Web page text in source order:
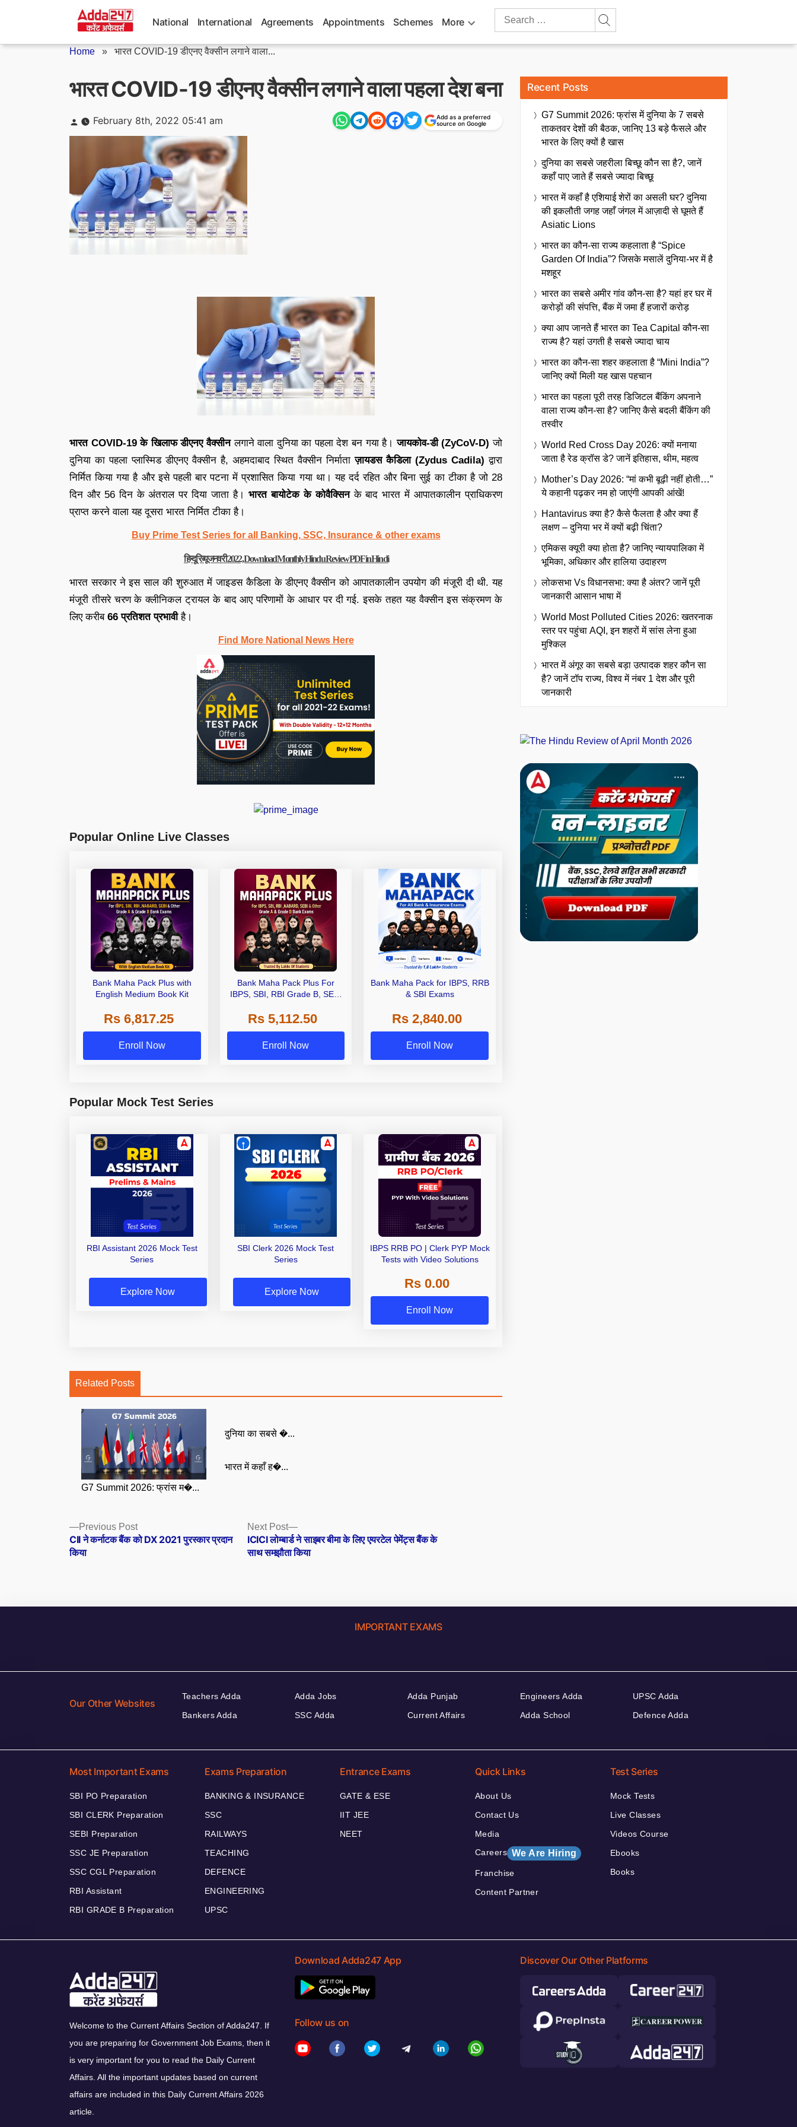
National International Agreements Appointments Schemes More
Search
Home » भारत COVID-19 डीएनए वैक्सीन लगाने वाला...
भारत COVID-19 डीएनए वैक्सीन लगाने वाला पहला देश बना
Posted
by
February 8th, 2022 05:41 am
Add as a preferred
source on Google
भारत COVID-19 के खिलाफ डीएनए वैक्सीनलगाने वाला दुनिया का पहला देश बन गया है।जायकोव-डी (ZyCoV-D)जो
दुनिया का पहला प्लास्मिड डीएनए वैक्सीन है, अहमदाबाद स्थित वैक्सीन निर्माताज़ायडस कैडिला (Zydus Cadila) द्वारा
निर्मित किया गया है और इसे पहली बार पटना में प्रशासित किया गया था। यह दर्द रहित और बिना सुई का टीका है जो 28
दिन और 56 दिन के अंतराल पर दिया जाता है। भारत बायोटेक के कोवैक्सिनके बाद भारत में आपातकालीन प्राधिकरण
प्राप्त करने वाला यह दूसरा भारत निर्मित टीका है।
Buy Prime Test Series for all Banking, SSC, Insurance & other exams
हिन्दू रिव्यू जनवरी 2022, Download Monthly Hindu Review PDF in Hindi
भारत सरकार ने इस साल की शुरुआत में जाइडस कैडिला के डीएनए वैक्सीन को आपातकालीन उपयोग की मंजूरी दी थी. यह
मंजूरी तीसरे चरण के क्लीनिकल ट्रायल के बाद आए परिणामों के आधार पर दी गई. इसके तहत यह वैक्सीन इस संक्रमण के
लिए करीब66 प्रतिशत प्रभावीहै।
Find More National News Here
Popular Online Live Classes
Bank Maha Pack Plus with
English Medium Book Kit
Rs 6,817.25
Enroll Now
Bank Maha Pack Plus For
IBPS, SBI, RBI Grade B, SEBI
Other Grade A & Grade B Bank
Exams
Rs 5,112.50
Enroll Now
Bank Maha Pack for IBPS, RRB
& SBI Exams
Rs 2,840.00
Enroll Now
Popular Mock Test Series
RBI Assistant 2026 Mock Test
Series
Explore Now
SBI Clerk 2026 Mock Test
Series
Explore Now
IBPS RRB PO | Clerk PYP Mock
Tests with Video Solutions
Rs 0.00
Enroll Now
Related Posts
G7 Summit 2026: फ्रांस म�...
दुनिया का सबसे �...
भारत में कहाँ ह�...
Posts
navigation
Previous PostPrevious
post:
CII ने कर्नाटक बैंक को DX 2021 पुरस्कार प्रदान
किया
Next Post
Next
post:
ICICI लोम्बार्ड ने साइबर बीमा के लिए एयरटेल पेमेंट्स बैंक के
साथ समझौता किया
Recent Posts
G7 Summit 2026: फ्रांस में दुनिया के 7 सबसे
ताकतवर देशों की बैठक, जानिए 13 बड़े फैसले और
भारत के लिए क्यों है खास
दुनिया का सबसे जहरीला बिच्छू कौन सा है?, जानें
कहाँ पाए जाते हैं सबसे ज्यादा बिच्छू
भारत में कहाँ है एशियाई शेरों का असली घर? दुनिया
की इकलौती जगह जहाँ जंगल में आज़ादी से घूमते हैं
Asiatic Lions
भारत का कौन-सा राज्य कहलाता है “Spice
Garden Of India”? जिसके मसालें दुनिया-भर में है
मशहूर
भारत का सबसे अमीर गांव कौन-सा है? यहां हर घर में
करोड़ों की संपत्ति, बैंक में जमा हैं हजारों करोड़
क्या आप जानते हैं भारत का Tea Capital कौन-सा
राज्य है? यहां उगती है सबसे ज्यादा चाय
भारत का कौन-सा शहर कहलाता है “Mini India”?
जानिए क्यों मिली यह खास पहचान
भारत का पहला पूरी तरह डिजिटल बैंकिंग अपनाने
वाला राज्य कौन-सा है? जानिए कैसे बदली बैंकिंग की
तस्वीर
World Red Cross Day 2026: क्यों मनाया
जाता है रेड क्रॉस डे? जानें इतिहास, थीम, महत्व
Mother’s Day 2026: “मां कभी बूढ़ी नहीं होती…”
ये कहानी पढ़कर नम हो जाएंगी आपकी आंखें!
Hantavirus क्या है? कैसे फैलता है और क्या हैं
लक्षण – दुनिया भर में क्यों बढ़ी चिंता?
एमिकस क्यूरी क्या होता है? जानिए न्यायपालिका में
भूमिका, अधिकार और हालिया उदाहरण
लोकसभा Vs विधानसभा: क्या है अंतर? जानें पूरी
जानकारी आसान भाषा में
World Most Polluted Cities 2026: खतरनाक
स्तर पर पहुंचा AQI, इन शहरों में सांस लेना हुआ
मुश्किल
भारत में अंगूर का सबसे बड़ा उत्पादक शहर कौन सा
है? जानें टॉप राज्य, विश्व में नंबर 1 देश और पूरी
जानकारी
IMPORTANT EXAMS
Our Other Websites
Teachers Adda
Bankers Adda
Adda Jobs
SSC Adda
Adda Punjab
Current Affairs
Engineers Adda
Adda School
UPSC Adda
Defence Adda
Most Important Exams
SBI PO Preparation
SBI CLERK Preparation
SEBI Preparation
SSC JE Preparation
SSC CGL Preparation
RBI Assistant
RBI GRADE B Preparation
Exams Preparation
BANKING & INSURANCE
SSC
RAILWAYS
TEACHING
DEFENCE
ENGINEERING
UPSC
Entrance Exams
GATE & ESE
IIT JEE
NEET
Quick Links
About Us
Contact Us
Media
Careers We Are Hiring
Franchise
Content Partner
Test Series
Mock Tests
Live Classes
Videos Course
Ebooks
Books
Welcome to the Current Affairs Section of Adda247. If
you are preparing for Government Job Exams, then it
is very important for you to read the Daily Current
Affairs. All the important updates based on current
affairs are included in this Daily Current Affairs 2026
article.
Download Adda247 App
Follow us on
Discover Our Other Platforms